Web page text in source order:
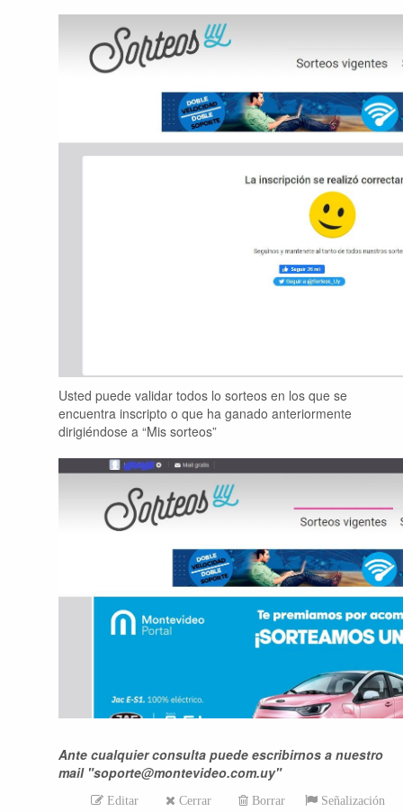
Usted puede validar todos lo sorteos en los que se
encuentra inscripto o que ha ganado anteriormente
dirigiéndose a “Mis sorteos”
Ante cualquier consulta puede escribirnos a nuestro
mail "soporte@montevideo.com.uy"
Editar Cerrar Borrar
Señalización